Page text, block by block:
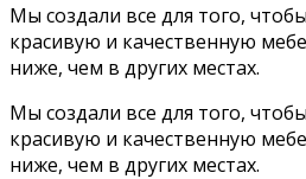
Мы создали все для того,
красивую и качественную
ниже, чем в других местах.
Мы создали все для того,
красивую и качественную
ниже, чем в других местах.